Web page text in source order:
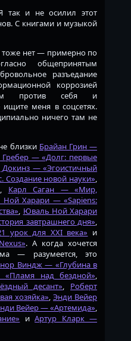
так и не осилил этот
С книгами и музыкой
нет — примерно по
общепринятым
разъедание
коррозией
против себя и
меня в соцсетях.
ничего там не
близки Брайан Грин —
Гребер — «Долг: первые
Докинз — «Эгоистичный
новой науки»,
, Карл Саган — «Мир,
Харари — «Sapiens:
, Юваль Ной Харари
завтрашнего дня»,
для XXI века» и
. А когда хочется
— разумеется, это
Виндж — «Глубина в
над бездной»,
десант», Роберт
хозяйка», Энди Вейер
Вейер — «Артемида»,
иАртур Кларк —